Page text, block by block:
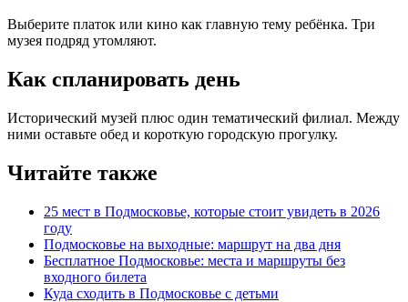
Выберите платок или кино как главную тему ребёнка. Три
музея подряд утомляют.
Как спланировать день
Исторический музей плюс один тематический филиал. Между
ними оставьте обед и короткую городскую прогулку.
Читайте также
25 мест в Подмосковье, которые стоит увидеть в 2026
году
Подмосковье на выходные: маршрут на два дня
Бесплатное Подмосковье: места и маршруты без
входного билета
Куда сходить в Подмосковье с детьми